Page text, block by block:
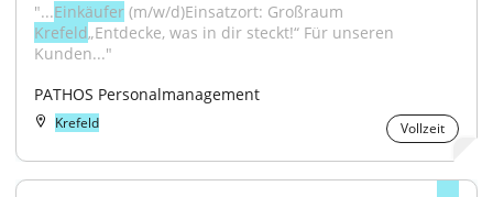
"...Einkäufer
Krefeld„Entdecke, was in dir steckt!“ Für unseren
Kunden..."
PATHOS Personalmanagement
Krefeld Vollzeit